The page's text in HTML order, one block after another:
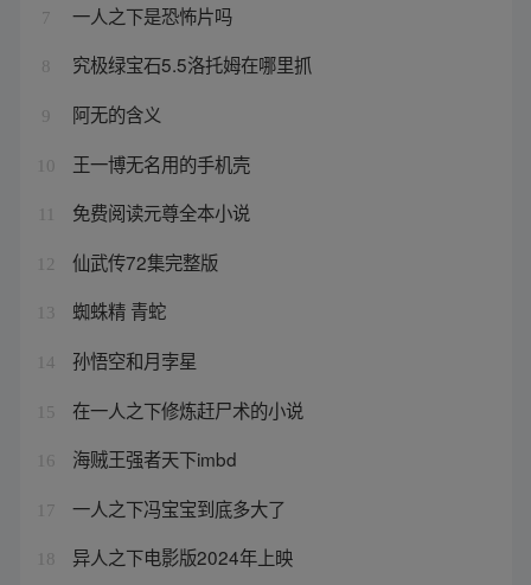
7 一人之下是恐怖片吗
8 究极绿宝石5.5洛托姆在哪里抓
9 阿无的含义
10 王一博无名用的手机壳
免费阅读元尊全本小说
12 仙武传72集完整版
13 蜘蛛精 青蛇
14 孙悟空和月孛星
15 在一人之下修炼赶尸术的小说
16 海贼王强者天下imbd
17 一人之下冯宝宝到底多大了
18 异人之下电影版2024年上映